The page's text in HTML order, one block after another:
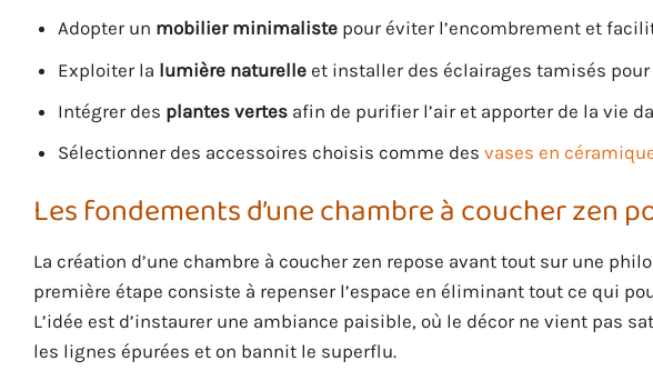
Adopter un mobilier minimaliste pour éviter l’encombrement et
Exploiter la lumière naturelle et installer des éclairages tamisés
Intégrer des plantes vertes afin de purifier l’air et apporter de la vie
Sélectionner des accessoires choisis comme desvases en
Les fondements d’une chambre à coucher zen
La création d’une chambre à coucher zen repose avant tout sur une
première étape consiste à repenser l’espace en éliminant tout ce qui
L’idée est d’instaurer une ambiance paisible, où le décor ne vient pas
les lignes épurées et on bannit le superflu.